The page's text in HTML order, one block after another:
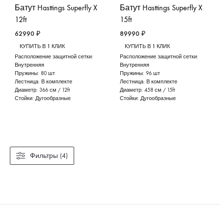
Батут Hasttings Superfly X
12ft
62990 ₽
КУПИТЬ В 1 КЛИК
Расположение защитной сетки:
Внутренняя
Пружины: 80 шт
Лестница: В комплекте
Диаметр: 366 см / 12ft
Стойки: Дугообразные
Батут Hasttings Superfly X
15ft
89990 ₽
КУПИТЬ В 1 КЛИК
Расположение защитной сетки:
Внутренняя
Пружины: 96 шт
Лестница: В комплекте
Диаметр: 458 см / 15ft
Стойки: Дугообразные
Фильтры (4)